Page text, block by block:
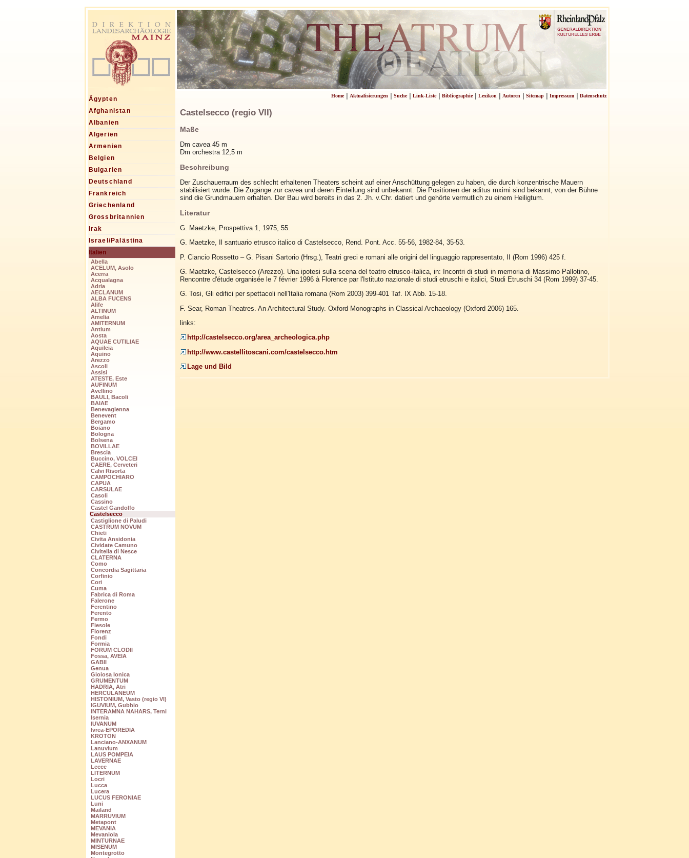
Ägypten
Afghanistan
Albanien
Algerien
Armenien
Belgien
Bulgarien
Deutschland
Frankreich
Griechenland
Grossbritannien
Irak
Israel/Palästina
Italien
Abella
ACELUM, Asolo
Acerra
Acqualagna
Adria
AECLANUM
ALBA FUCENS
Alife
ALTINUM
Amelia
AMITERNUM
Antium
Aosta
AQUAE CUTILIAE
Aquileia
Aquino
Arezzo
Ascoli
Assisi
ATESTE, Este
AUFINUM
Avellino
BAULI, Bacoli
BAIAE
Benevagienna
Benevent
Bergamo
Boiano
Bologna
Bolsena
BOVILLAE
Brescia
Buccino, VOLCEI
CAERE, Cerveteri
Calvi Risorta
CAMPOCHIARO
CAPUA
CARSULAE
Casoli
Cassino
Castel Gandolfo
Castelsecco
Castiglione di Paludi
CASTRUM NOVUM
Chieti
Civita Ansidonia
Cividate Camuno
Civitella di Nesce
CLATERNA
Como
Concordia Sagittaria
Corfinio
Cori
Cuma
Fabrica di Roma
Falerone
Ferentino
Ferento
Fermo
Fiesole
Florenz
Fondi
Formia
FORUM CLODII
Fossa, AVEIA
GABII
Genua
Gioiosa Ionica
GRUMENTUM
HADRIA, Atri
HERCULANEUM
HISTONIUM, Vasto (regio VI)
IGUVIUM, Gubbio
INTERAMNA NAHARS, Terni
Isernia
IUVANUM
Ivrea-EPOREDIA
KROTON
Lanciano-ANXANUM
Lanuvium
LAUS POMPEIA
LAVERNAE
Lecce
LITERNUM
Locri
Lucca
Lucera
LUCUS FERONIAE
Luni
Mailand
MARRUVIUM
Metapont
MEVANIA
Mevaniola
MINTURNAE
MISENUM
Montegrotto
Home| Aktualisierungen| Suche| Link-Liste| Bibliographie| Lexikon| Autoren| Sitemap| Impressum| Datenschutz
Castelsecco (regio VII)
Maße
Dm cavea 45 m
Dm orchestra 12,5 m
Beschreibung
Der Zuschauerraum des schlecht erhaltenen Theaters scheint auf einer Anschüttung gelegen zu haben, die durch konzentrische Mauern
stabilisiert wurde. Die Zugänge zur cavea und deren Einteilung sind unbekannt. Die Positionen der aditus mximi sind bekannt, von der Bühne
sind die Grundmauern erhalten. Der Bau wird bereits in das 2. Jh. v.Chr. datiert und gehörte vermutlich zu einem Heiligtum.
Literatur
G. Maetzke, Prospettiva 1, 1975, 55.
G. Maetzke, Il santuario etrusco italico di Castelsecco, Rend. Pont. Acc. 55-56, 1982-84, 35-53.
P. Ciancio Rossetto – G. Pisani Sartorio (Hrsg.), Teatri greci e romani alle origini del linguaggio rappresentato, II (Rom 1996) 425 f.
G. Maetzke, Castelsecco (Arezzo). Una ipotesi sulla scena del teatro etrusco-italica, in: Incontri di studi in memoria di Massimo Pallotino,
Rencontre d'étude organisée le 7 février 1996 à Florence par l'Istituto nazionale di studi etruschi e italici, Studi Etruschi 34 (Rom 1999) 37-45.
G. Tosi, Gli edifici per spettacoli nell'Italia romana (Rom 2003) 399-401 Taf. IX Abb. 15-18.
F. Sear, Roman Theatres. An Architectural Study. Oxford Monographs in Classical Archaeology (Oxford 2006) 165.
links:
http://castelsecco.org/area_archeologica.php
http://www.castellitoscani.com/castelsecco.htm
Lage und Bild